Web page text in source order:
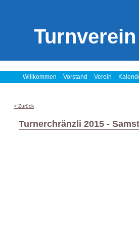
Willkommen Vorstand Verein
> Zurück
Turnerchränzli 2015 -